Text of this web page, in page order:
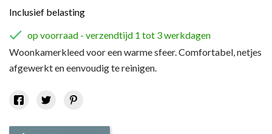
Inclusief belasting
 op voorraad - verzendtijd 1 tot 3 werkdagen
Woonkamerkleed voor een warme sfeer. Comfortabel, netjes
afgewerkt en eenvoudig te reinigen.